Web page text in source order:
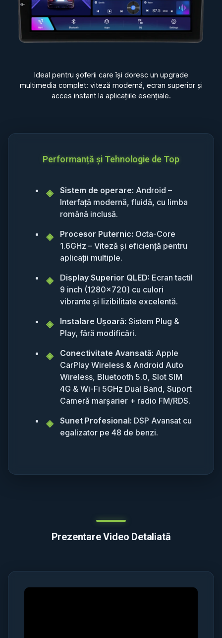
Ideal pentru șoferii care își doresc un upgrade
multimedia complet: viteză modernă, ecran superior și
acces instant la aplicațiile esențiale.
Performanță și Tehnologie de Top
Sistem de operare: Android –
Interfață modernă, fluidă, cu limba
română inclusă.
Procesor Puternic: Octa-Core
1.6GHz – Viteză și eficiență pentru
aplicații multiple.
Display Superior QLED: Ecran tactil
9 inch (1280x720) cu culori
vibrante și lizibilitate excelentă.
Instalare Ușoară: Sistem Plug &
Play, fără modificări.
Conectivitate Avansată: Apple
CarPlay Wireless & Android Auto
Wireless, Bluetooth 5.0, Slot SIM
4G & Wi-Fi 5GHz Dual Band, Suport
Cameră marșarier + radio FM/RDS.
Sunet Profesional: DSP Avansat cu
egalizator pe 48 de benzi.
Prezentare Video Detaliată